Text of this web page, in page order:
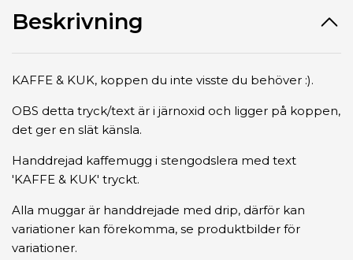
Beskrivning
KAFFE & KUK, koppen du inte visste du behöver :).
OBS detta tryck/text är i järnoxid och ligger på koppen,
det ger en slät känsla.
Handdrejad kaffemugg i stengodslera med text
'KAFFE & KUK' tryckt.
Alla muggar är handdrejade med drip, därför kan
variationer kan förekomma, se produktbilder för
variationer.